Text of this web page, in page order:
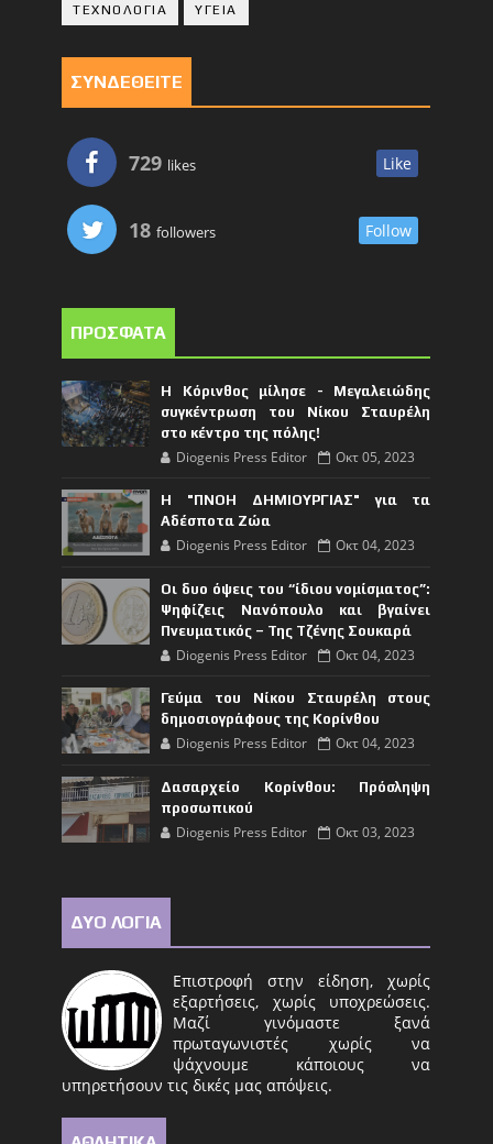
ΤΕΧΝΟΛΟΓΙΑ ΥΓΕΙΑ
ΣΥΝΔΕΘΕΙΤΕ
729 likes Like
18 followers Follow
ΠΡΟΣΦΑΤΑ
Η Κόρινθος μίλησε - Μεγαλειώδης
συγκέντρωση του Νίκου Σταυρέλη
στο κέντρο της πόλης!
Diogenis Press Editor Οκτ 05, 2023
Η "ΠΝΟΗ ΔΗΜΙΟΥΡΓΙΑΣ" για τα
Αδέσποτα Ζώα
Diogenis Press Editor Οκτ 04, 2023
Οι δυο όψεις του “ίδιου νομίσματος”:
Ψηφίζεις Νανόπουλο και βγαίνει
Πνευματικός – Της Τζένης Σουκαρά
Diogenis Press Editor Οκτ 04, 2023
Γεύμα του Νίκου Σταυρέλη στους
δημοσιογράφους της Κορίνθου
Diogenis Press Editor Οκτ 04, 2023
Δασαρχείο Κορίνθου: Πρόσληψη
προσωπικού
Diogenis Press Editor Οκτ 03, 2023
ΔΥΟ ΛΟΓΙΑ
Επιστροφή στην είδηση, χωρίς
εξαρτήσεις, χωρίς υποχρεώσεις.
Μαζί γινόμαστε ξανά
πρωταγωνιστές χωρίς να
ψάχνουμε κάποιους να
υπηρετήσουν τις δικές μας απόψεις.